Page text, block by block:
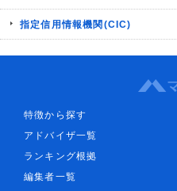
指定信用情報機関(CIC)
特徴から探す
アドバイザ一覧
ランキング根拠
編集者一覧